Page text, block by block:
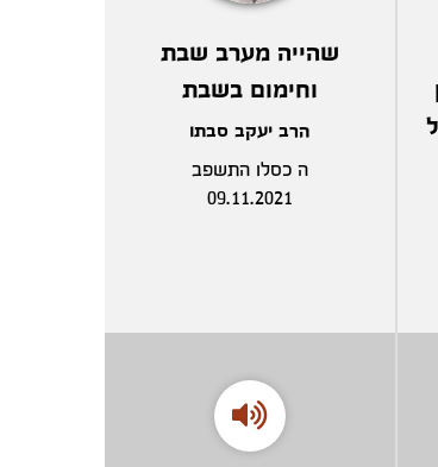
שהייה מערב שבת
וחימום בשבת
הרב יעקב סבתו
ה כסלו התשפב
09.11.2021